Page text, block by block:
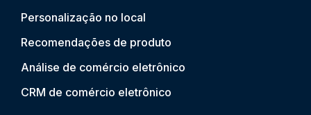
Personalização no local
Recomendações de produto
Análise de comércio eletrônico
CRM de comércio eletrônico